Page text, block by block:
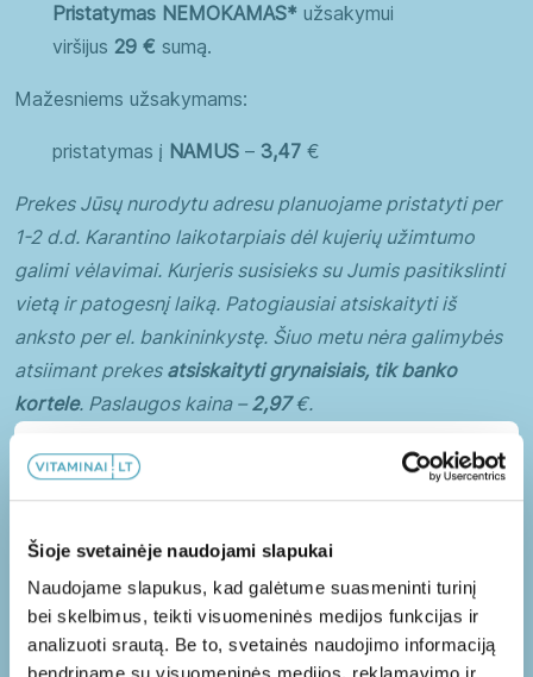
Šioje svetainėje naudojami slapukai
Naudojame slapukus, kad galėtume suasmeninti turinį
bei skelbimus, teikti visuomeninės medijos funkcijas ir
analizuoti srautą. Be to, svetainės naudojimo informaciją
Moterys Paaugliai
Senjorai Vaikai
Vyrai
Guminukai Kapsulės
Milteliai
Minkštos kapsulės
Skystieji maisto papildai
Pristatymas NEMOKAMAS* užsakymui
viršijus 29 € sumą.
Mažesniems užsakymams:
pristatymas į NAMUS – 3,47 €
Prekes Jūsų nurodytu adresu planuojame pristatyti per
1-2 d.d. Karantino laikotarpiais dėl kujerių užimtumo
galimi vėlavimai. Kurjeris susisieks su Jumis pasitikslinti
vietą ir patogesnį laiką. Patogiausiai atsiskaityti iš
anksto per el. bankininkystę. Šiuo metu nėra galimybės
atsiimant prekes atsiskaityti grynaisiais, tik banko
kortele. Paslaugos kaina – 2,97€.
pristatymas į –2,97€
Prekes per 1-2 d.d. (Karantino laikotarpiu dėl kujerių
užimtumo galimi vėlavimai) pristatysime į Jūsų
pasirinktą terminalą. Apie pristatytą prekę būsite
informuoti SMS žinute ir (ar) el. paštu.Terminalų darbo
laikus galite pasitikslintičia. Gavėjas siuntą iš terminalo
Papildoma 10% nuolaida!
Užsisakykite mūsų naujienlaiškį ir gaukite
papildomą nuolaidą PIRMAM užsakymui!